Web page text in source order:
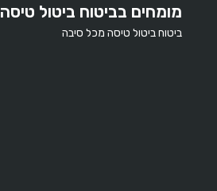
מומחים בביטוח ביטול טיסה
ביטוח ביטול טיסה מכל סיבה